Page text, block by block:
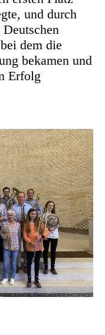
und durch
dem die
bekamen und
Erfolg